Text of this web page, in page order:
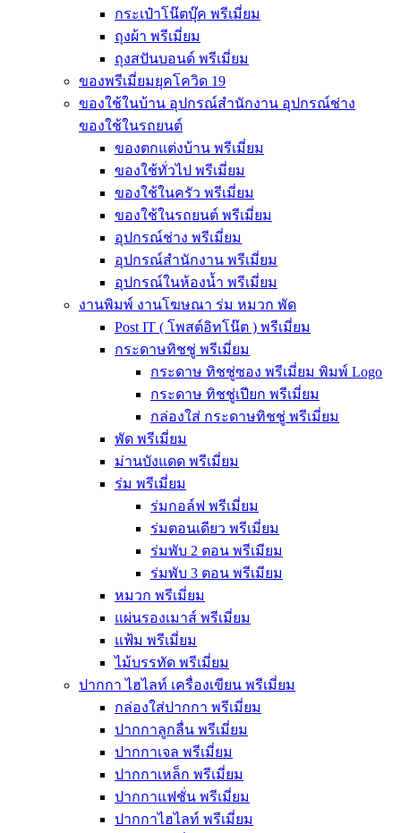
กระเป๋าโน๊ตบุ๊ค พรีเมี่ยม
ถุงผ้า พรีเมี่ยม
ถุงสปันบอนด์ พรีเมี่ยม
ของพรีเมี่ยมยุคโควิด 19
ของใช้ในบ้าน อุปกรณ์สำนักงาน อุปกรณ์ช่าง
ของใช้ในรถยนต์
ของตกแต่งบ้าน พรีเมี่ยม
ของใช้ทั่วไป พรีเมี่ยม
ของใช้ในครัว พรีเมี่ยม
ของใช้ในรถยนต์ พรีเมี่ยม
อุปกรณ์ช่าง พรีเมี่ยม
อุปกรณ์สำนักงาน พรีเมี่ยม
อุปกรณ์ในห้องน้ำ พรีเมี่ยม
งานพิมพ์ งานโฆษณา ร่ม หมวก พัด
Post IT ( โพสต์อิทโน๊ต ) พรีเมี่ยม
กระดาษทิชชู่ พรีเมี่ยม
กระดาษ ทิชชู่ซอง พรีเมี่ยม พิมพ์ Logo
กระดาษ ทิชชู่เปียก พรีเมี่ยม
กล่องใส่ กระดาษทิชชู่ พรีเมี่ยม
พัด พรีเมี่ยม
ม่านบังแดด พรีเมี่ยม
ร่ม พรีเมี่ยม
ร่มกอล์ฟ พรีเมี่ยม
ร่มตอนเดียว พรีเมี่ยม
ร่มพับ 2 ตอน พรีเมียม
ร่มพับ 3 ตอน พรีเมียม
หมวก พรีเมี่ยม
แผ่นรองเมาส์ พรีเมี่ยม
แฟ้ม พรีเมี่ยม
ไม้บรรทัด พรีเมี่ยม
ปากกา ไฮไลท์ เครื่องเขียน พรีเมี่ยม
กล่องใส่ปากกา พรีเมี่ยม
ปากกาลูกลื่น พรีเมี่ยม
ปากกาเจล พรีเมี่ยม
ปากกาเหล็ก พรีเมี่ยม
ปากกาแฟชั่น พรีเมี่ยม
ปากกาไฮไลท์ พรีเมี่ยม